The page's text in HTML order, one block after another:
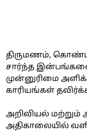
திருமணம்,
சார்ந்த
முன்னுரிமை
காரியங்கள்
அறிவியல் மற்றும்
அதிகாலையில்